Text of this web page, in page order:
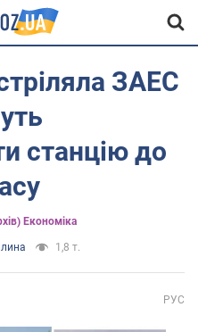
ЗАЕС
станцію до
Економіка
1,8 т.
РУС